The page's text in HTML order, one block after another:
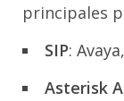
principales
SIP:
Asterisk